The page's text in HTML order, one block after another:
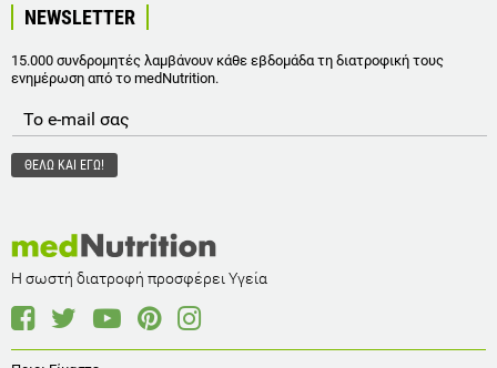
NEWSLETTER
15.000 συνδρομητές λαμβάνουν κάθε εβδομάδα τη διατροφική τους
ενημέρωση από το medNutrition.
Η σωστή διατροφή προσφέρει Υγεία